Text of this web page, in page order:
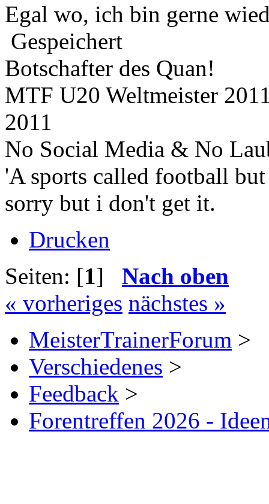
Egal wo, ich bin gerne
Gespeichert
Botschafter des Quan!
MTF U20 Weltmeister
2011
No Social Media & No
'A sports called football
sorry but i don't get it.
Drucken
Seiten: [1] Nach oben
« vorheriges nächstes »
MeisterTrainerForum >
Verschiedenes >
Feedback >
Forentreffen 2026 -